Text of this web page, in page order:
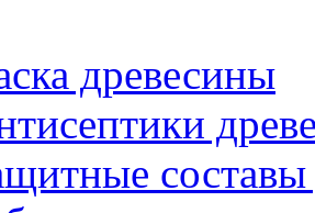
древесины